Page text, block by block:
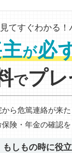
てすぐわかる！
が必
でプ
ら危篤連絡が来
保険・年金の確認
もしもの時に役